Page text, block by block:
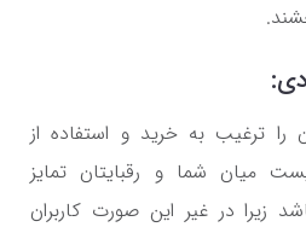
را ترغیب به خرید و استفاده از
میان شما و رقبایتان تمایز
زیرا در غیر این صورت کاربران